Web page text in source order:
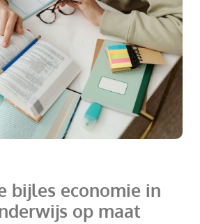
bijles economie in
op maat